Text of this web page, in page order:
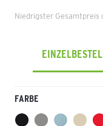
Niedrigster Gesamtpreis
FARBE